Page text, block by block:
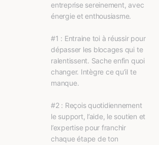
entreprise sereinement, avec
énergie et enthousiasme.
#1 : Entraine toi à réussir pour
dépasser les blocages qui te
ralentissent. Sache enfin quoi
changer. Intègre ce qu’il te
manque.
#2 : Reçois quotidiennement
le support, l’aide, le soutien et
l’expertise pour franchir
chaque étape de ton